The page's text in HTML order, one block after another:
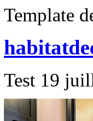
Template
Test 19